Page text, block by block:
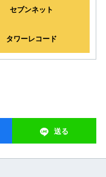
セブンネット
タワーレコード
送る